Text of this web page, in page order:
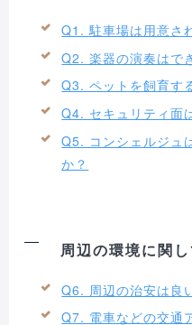
Q1. 駐車場は用意さ
Q2. 楽器の演奏はで
Q3. ペットを飼育す
Q4. セキュリティ面
Q5. コンシェルジュ
か？
周辺の環境に関し
Q6. 周辺の治安は良
Q7. 電車などの交通